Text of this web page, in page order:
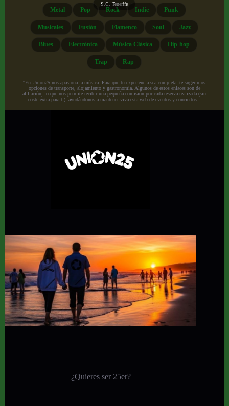
S.C. Tenerife
Metal Pop Rock Indie Punk
Musicales Fusión Flamenco Soul Jazz
Blues Electrónica Música Clásica Hip-hop
Trap Rap
“En Union25 nos apasiona la música. Para que tu experiencia sea completa, te sugerimos
opciones de transporte, alojamiento y gastronomía. Algunos de estos enlaces son de
afiliación, lo que nos permite recibir una pequeña comisión por cada reserva realizada (sin
coste extra para ti), ayudándonos a mantener viva esta web de eventos y conciertos.”
¿Quieres ser 25er?